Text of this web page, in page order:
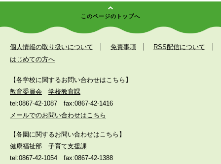
このページのトップへ
個人情報の取り扱いについて 免責事項
RSS配信について
はじめての方へ
【各学校に関するお問い合わせはこちら】
教育委員会
学校教育課
tel:0867-42-1087
fax:0867-42-1416
メールでのお問い合わせはこちら
【各園に関するお問い合わせはこちら】
健康福祉部
子育て支援課
tel:0867-42-1054
fax:0867-42-1388